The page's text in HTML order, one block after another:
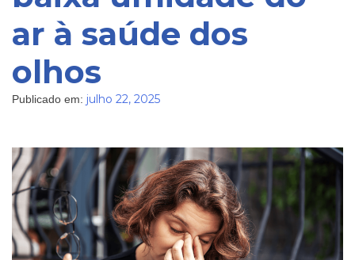
ar à saúde dos
olhos
Publicado em: julho 22, 2025